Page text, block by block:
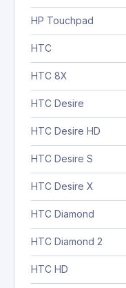
HP Touchpad
HTC
HTC 8X
HTC Desire
HTC Desire HD
HTC Desire S
HTC Desire X
HTC Diamond
HTC Diamond 2
HTC HD